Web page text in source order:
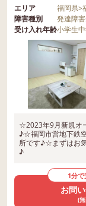
エリア 福岡県>
障害種別
発達障害
受け入れ年齢小学生
☆2023年9月新規オ
♪☆福岡市営地下鉄
所です♪☆まずはお
♪
1分で
お問
(